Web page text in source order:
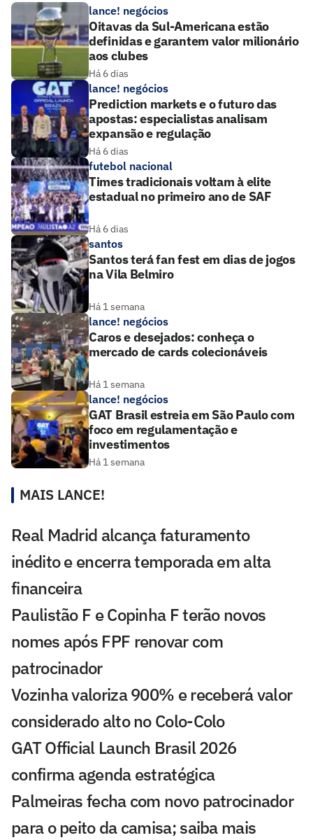
lance! negócios
Oitavas da Sul-Americana estão
definidas e garantem valor milionário
aos clubes
Há 6 dias
lance! negócios
Prediction markets e o futuro das
apostas: especialistas analisam
expansão e regulação
Há 6 dias
futebol nacional
Times tradicionais voltam à elite
estadual no primeiro ano de SAF
Há 6 dias
santos
Santos terá fan fest em dias de jogos
na Vila Belmiro
Há 1 semana
lance! negócios
Caros e desejados: conheça o
mercado de cards colecionáveis
Há 1 semana
lance! negócios
GAT Brasil estreia em São Paulo com
foco em regulamentação e
investimentos
Há 1 semana
MAIS LANCE!
Real Madrid alcança faturamento
inédito e encerra temporada em alta
financeira
Paulistão F e Copinha F terão novos
nomes após FPF renovar com
patrocinador
Vozinha valoriza 900% e receberá valor
considerado alto no Colo-Colo
GAT Official Launch Brasil 2026
confirma agenda estratégica
Palmeiras fecha com novo patrocinador
para o peito da camisa; saiba mais